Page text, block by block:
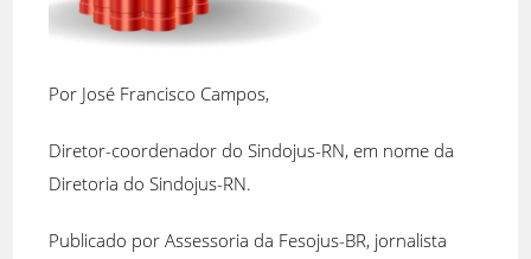
Por José Francisco Campos,
Diretor-coordenador do Sindojus-RN, em nome da
Diretoria do Sindojus-RN.
Publicado por Assessoria da Fesojus-BR, jornalista